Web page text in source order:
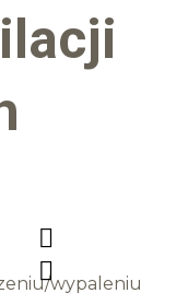
wypaleniu